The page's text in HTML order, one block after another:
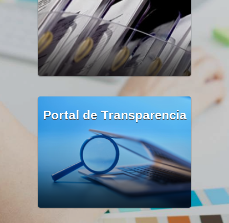
Portal de Transparencia